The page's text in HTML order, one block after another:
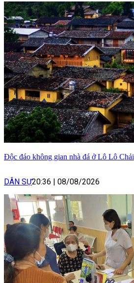
Độc đáo không gian nhà đá ở Lô Lô Chải
DÂN SỰ20:36 08/08/2026